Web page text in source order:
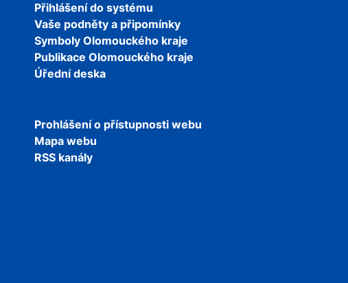
Přihlášení do systému
Vaše podněty a připomínky
Symboly Olomouckého kraje
Publikace Olomouckého kraje
Úřední deska
Prohlášení o přístupnosti webu
Mapa webu
RSS kanály